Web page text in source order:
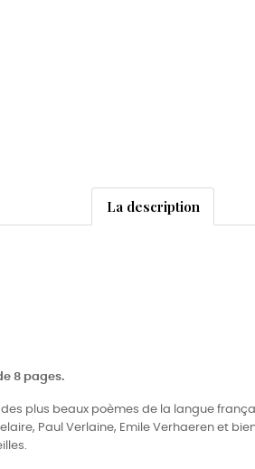
La description
8 pages.
plus beaux poèmes de la langue
Paul Verlaine, Emile Verhaeren et